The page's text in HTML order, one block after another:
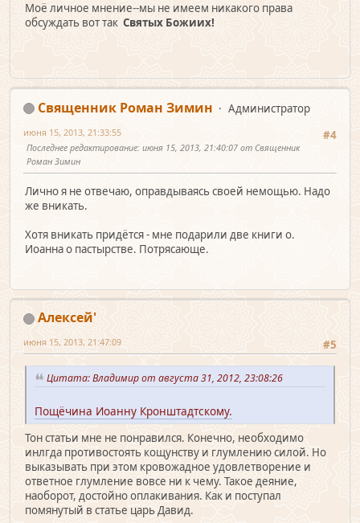
Моё личное мнение--мы не имеем никакого права
обсуждать вот так Святых Божиих!
Священник Роман Зимин
Администратор
#4
июня 15, 2013, 21:33:55
Последнее редактирование: июня 15, 2013, 21:40:07 от Священник
Роман Зимин
Лично я не отвечаю, оправдываясь своей немощью. Надо
же вникать.
Хотя вникать придётся - мне подарили две книги о.
Иоанна о пастырстве. Потрясающе.
Алексей'
#5
июня 15, 2013, 21:47:09
Цитата: Владимир от августа 31, 2012, 23:08:26
Пощёчина Иоанну Кронштадтскому.
Тон статьи мне не понравился. Конечно, необходимо
инлгда противостоять кощунству и глумлению силой. Но
выказывать при этом кровожадное удовлетворение и
ответное глумление вовсе ни к чему. Такое деяние,
наоборот, достойно оплакивания. Как и поступал
помянутый в статье царь Давид.